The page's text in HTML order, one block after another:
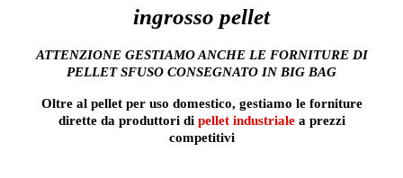
ingrosso pellet
ATTENZIONE GESTIAMO ANCHE LE FORNITURE DI
PELLET SFUSO CONSEGNATO IN BIG BAG
Oltre al pellet per uso domestico, gestiamo le forniture
dirette da produttori di pellet industrialea prezzi
competitivi